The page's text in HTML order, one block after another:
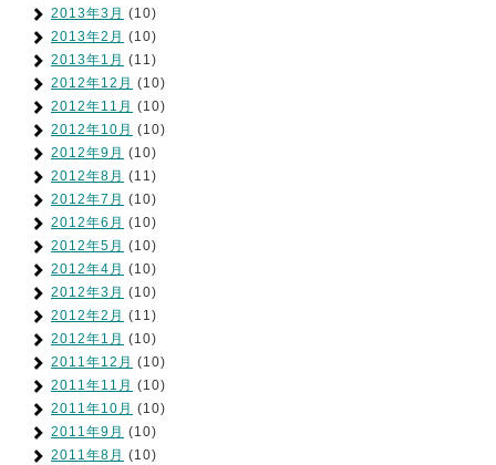
2013年3月 (10)
2013年2月 (10)
2013年1月 (11)
2012年12月 (10)
2012年11月 (10)
2012年10月 (10)
2012年9月 (10)
2012年8月 (11)
2012年7月 (10)
2012年6月 (10)
2012年5月 (10)
2012年4月 (10)
2012年3月 (10)
2012年2月 (11)
2012年1月 (10)
2011年12月 (10)
2011年11月 (10)
2011年10月 (10)
2011年9月 (10)
2011年8月 (10)